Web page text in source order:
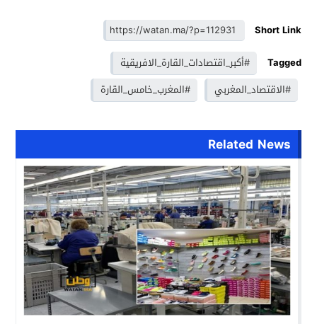
Short Link
Tagged
#أكبر_اقتصادات_القارة_الافريقية
#الاقتصاد_المغربي
#المغرب_خامس_القارة
Related News